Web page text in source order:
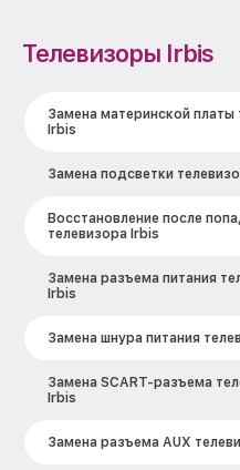
Телевизоры Irbis
Замена материнской платы
Irbis
Замена подсветки
Восстановление после
телевизора Irbis
Замена разъема питания
Irbis
Замена шнура питания
Замена SCART-разъема
Irbis
Замена разъема AUX